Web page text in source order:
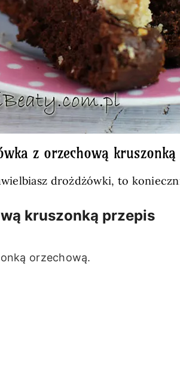
z orzechową
drożdżówki, to
kruszonką przepis
orzechową.